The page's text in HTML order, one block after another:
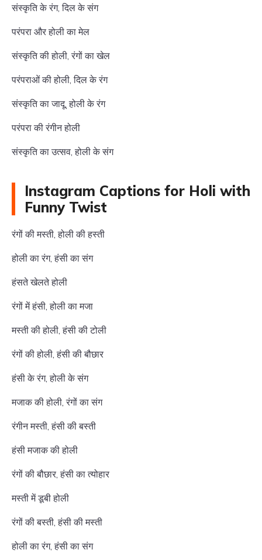
संस्कृति के रंग, दिल के संग
परंपरा और होली का मेल
संस्कृति की होली, रंगों का खेल
परंपराओं की होली, दिल के रंग
संस्कृति का जादू, होली के रंग
परंपरा की रंगीन होली
संस्कृति का उत्सव, होली के संग
Instagram Captions for Holi with
Funny Twist
रंगों की मस्ती, होली की हस्ती
होली का रंग, हंसी का संग
हंसते खेलते होली
रंगों में हंसी, होली का मजा
मस्ती की होली, हंसी की टोली
रंगों की होली, हंसी की बौछार
हंसी के रंग, होली के संग
मजाक की होली, रंगों का संग
रंगीन मस्ती, हंसी की बस्ती
हंसी मजाक की होली
रंगों की बौछार, हंसी का त्योहार
मस्ती में डूबी होली
रंगों की बस्ती, हंसी की मस्ती
होली का रंग, हंसी का संग